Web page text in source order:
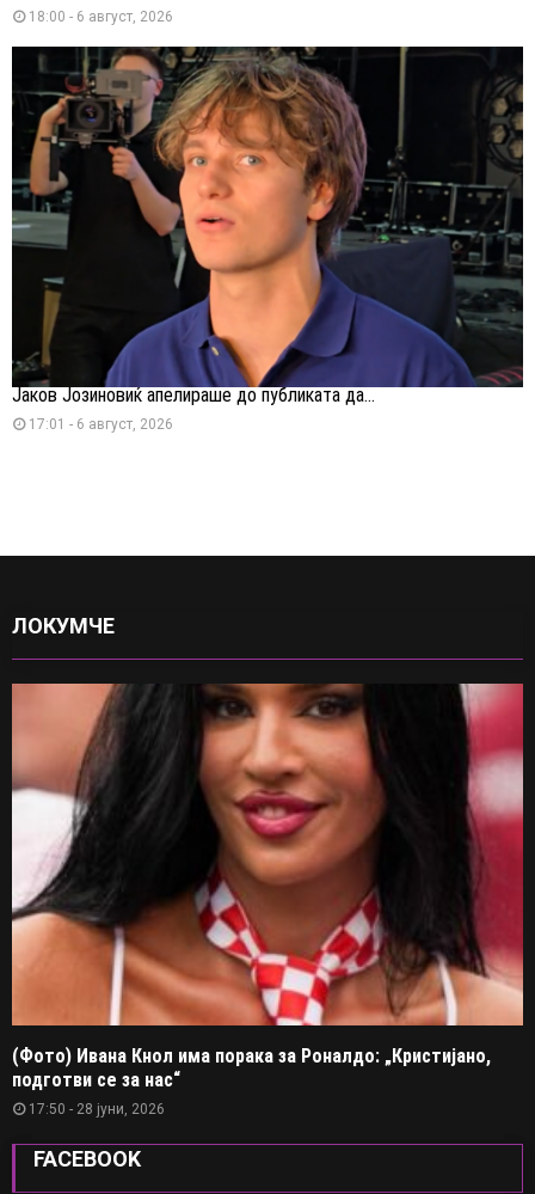
18:00 - 6 август, 2026
Јаков Јозиновиќ апелираше до публиката да...
17:01 - 6 август, 2026
ЛОКУМЧЕ
(Фото) Ивана Кнол има порака за Роналдо: „Кристијано,
подготви се за нас“
17:50 - 28 јуни, 2026
FACEBOOK